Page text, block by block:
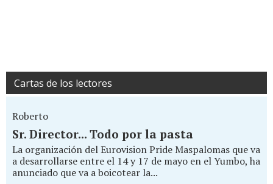
Cartas de los lectores
Roberto
Sr. Director... Todo por la pasta
La organización del Eurovision Pride Maspalomas que va
a desarrollarse entre el 14 y 17 de mayo en el Yumbo, ha
anunciado que va a boicotear la...